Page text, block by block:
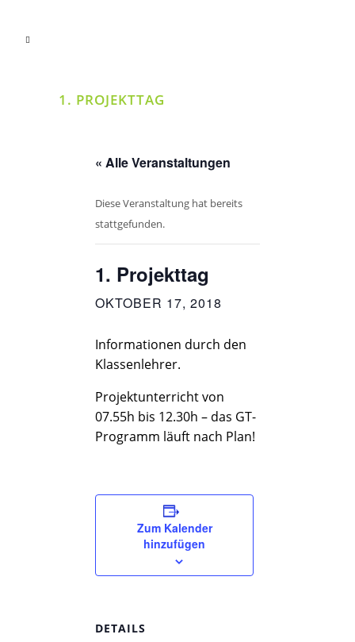
1. PROJEKTTAG
« Alle Veranstaltungen
Diese Veranstaltung hat bereits
stattgefunden.
1. Projekttag
OKTOBER 17, 2018
Informationen durch den
Klassenlehrer.
Projektunterricht von
07.55h bis 12.30h – das GT-
Programm läuft nach Plan!
Zum Kalender
hinzufügen
DETAILS